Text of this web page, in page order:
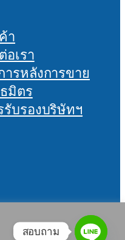
า
อเรา
ารหลังการขาย
มิตร
รับรองบริษัทฯ
สอบถาม